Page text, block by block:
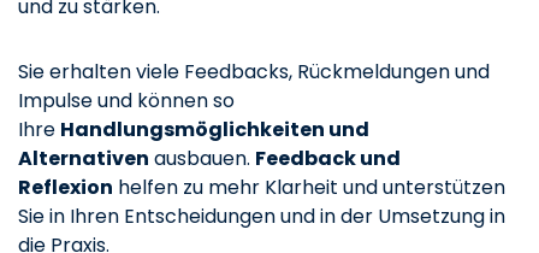
und zu stärken.
Sie erhalten viele Feedbacks, Rückmeldungen und
Impulse und können so
Ihre Handlungsmöglichkeiten und
Alternativen ausbauen. Feedback und
Reflexion helfen zu mehr Klarheit und unterstützen
Sie in Ihren Entscheidungen und in der Umsetzung in
die Praxis.